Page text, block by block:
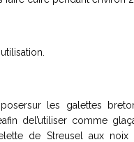
les galettes
del’utiliser comme
de Streusel aux noix